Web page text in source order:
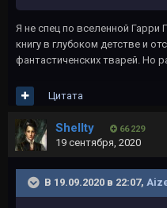
Я не спец по вселенной Гарри
книгу в глубоком детстве и
фантастиченских тварей. Но
Цитата
Shellty 66 229
19 сентября, 2020
В 19.09.2020 в 22:07,